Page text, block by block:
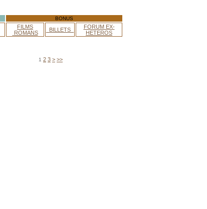
BONUS
FILMS
ROMANS
_BILLETS_
FORUM EX-
HETEROS
1 2 3 > >>